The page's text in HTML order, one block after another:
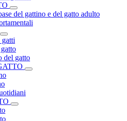
del gattino e del gatto adulto
gatti
del gatto